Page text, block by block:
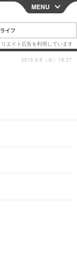
CLOSE
MENU
ライフ
2012.8.8（水）19:37